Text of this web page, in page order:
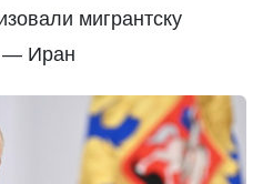
мигрантску
— Иран